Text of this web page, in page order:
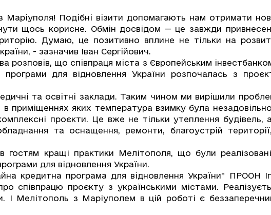
Подібні візити допомагають нам отримати
щось корисне. Обмін досвідом — це завжди
Думаю, це позитивно вплине не тільки на
- зазначив Іван Сергійович.
розповів, що співпраця міста з Європейським
для відновлення України розпочалась з
та освітні заклади. Таким чином ми вирішили
в приміщеннях яких температура взимку була
проєкти. Це вже не тільки утеплення будівель,
та оснащення, ремонти, благоустрій
кращі практики Мелітополя, що були
для відновлення України.
кредитна програма для відновлення України” ПРООН
співпрацю проєкту з українськими містами.
І Мелітополь з Маріуполем в цій роботі є